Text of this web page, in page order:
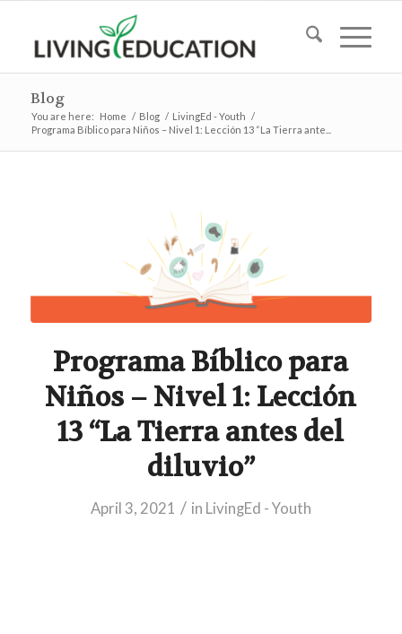
Blog
You are here: Home / Blog / LivingEd - Youth /
Programa Bíblico para Niños – Nivel 1: Lección 13 “La Tierra ante...
Programa Bíblico para
Niños – Nivel 1: Lección
13 “La Tierra antes del
diluvio”
April 3, 2021 / in LivingEd - Youth